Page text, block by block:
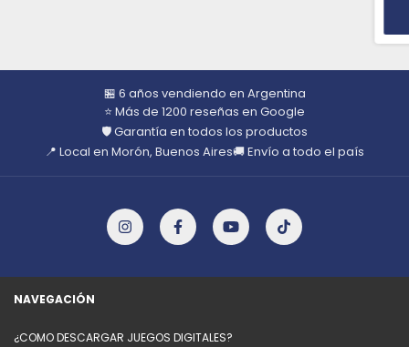
🏪 6 años vendiendo en Argentina
⭐ Más de 1200 reseñas en Google
🛡️ Garantía en todos los productos
📍 Local en Morón, Buenos Aires🚚 Envío a todo el país
NAVEGACIÓN
¿COMO DESCARGAR JUEGOS DIGITALES?